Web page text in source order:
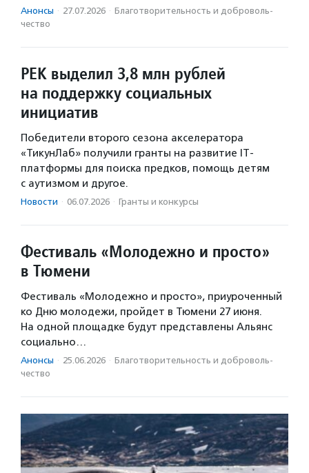
Анонсы · 27.07.2026 · Благотвори­тель­ность и доброволь­
чест­во
РЕК выделил 3,8 млн рублей
на поддержку социальных
инициатив
Победители второго сезона акселератора
«ТикунЛаб» получили гранты на развитие IT-
платформы для поиска предков, помощь детям
с аутизмом и другое.
Новости · 06.07.2026 · Гранты и конкурсы
Фестиваль «Молодежно и просто»
в Тюмени
Фестиваль «Молодежно и просто», приуроченный
ко Дню молодежи, пройдет в Тюмени 27 июня.
На одной площадке будут представлены Альянс
социально…
Анонсы · 25.06.2026 · Благотвори­тель­ность и доброволь­
чест­во